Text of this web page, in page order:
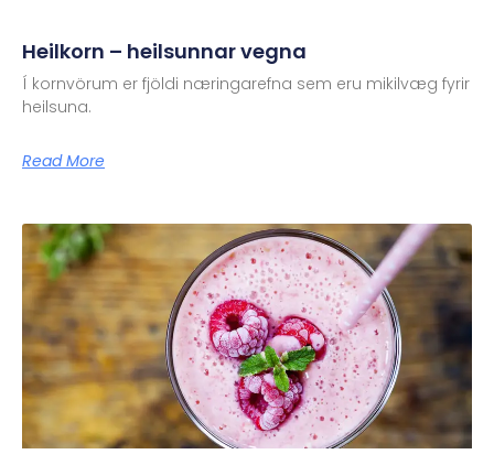
Heilkorn – heilsunnar vegna
Í kornvörum er fjöldi næringarefna sem eru mikilvæg fyrir
heilsuna.
Read More